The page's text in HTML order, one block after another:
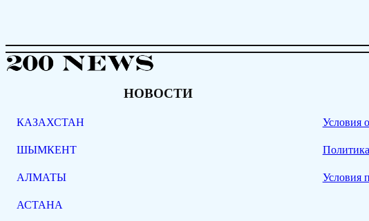
НОВОСТИ
КАЗАХСТАН
ШЫМКЕНТ
АЛМАТЫ
АСТАНА
Условия
Условия